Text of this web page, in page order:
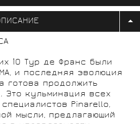
10 Тур де Франс были
и последняя эволюция
готова продолжить
Это кульминация всех
Pinarello,
мысли, предлагающий